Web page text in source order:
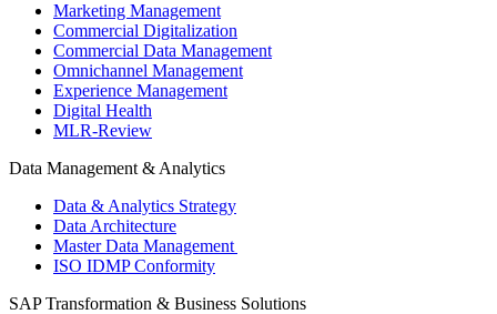
Marketing Management
Commercial Digitalization
Commercial Data Management
Omnichannel Management
Experience Management
Digital Health
MLR-Review
Data Management & Analytics
Data & Analytics Strategy
Data Architecture
Master Data Management
ISO IDMP Conformity
SAP Transformation & Business Solutions